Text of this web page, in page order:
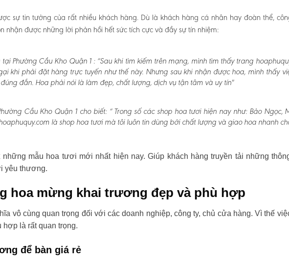
sự tin tưởng của rất nhiều khách hàng. Dù là khách hàng cá nhân hay đoàn thể,
nhận được những lời phản hồi hết sức tích cực và đầy sự tín nhiệm:
Phường Cầu Kho Quận 1 :“Sau khi tìm kiếm trên mạng, mình tìm thấy trang
khi phải đặt hàng trực tuyến như thế này. Nhưng sau khi nhận được hoa, mình thấy
đắn. Hoa phải nói là làm đẹp, chất lượng, dịch vụ tận tâm và uy tín"
Cầu Kho Quận 1 cho biết:“ Trong số các shop hoa tươi hiện nay như: Bảo Ngọc,
là shop hoa tươi mà tôi luôn tin dùng bởi chất lượng và giao hoa nhanh
mẫu hoa tươi mới nhất hiện nay. Giúp khách hàng truyền tải những
yêu thương.
hoa mừng khai trương đẹp và phù hợp
vô cùng quan trọng đối với các doanh nghiệp, công ty, chủ cửa hàng. Vì thế
là rất quan trọng.
để bàn giá rẻ